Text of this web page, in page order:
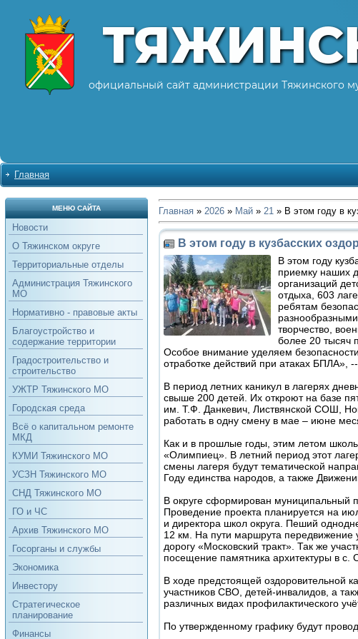
официальный сайт администрации Тяжинского
Главная
МЕНЮ САЙТА
Новости
О Тяжинском округе
Территориальные отделы
Администрация Тяжинского
МО
Нормативно - правовые акты
Благоустройство и
содержание территории
Градостроительство и
строительство
УЖТР Тяжинского МО
Городская среда
Всё о капитальном ремонте
МКД
КУМИ Тяжинского МО
УСЗН Тяжинского МО
СНД Тяжинского МО
ГО и ЧС
Архив Тяжинского МО
Госорганы и службы
Экономика
Инвестору
Стратегическое
планирование
Финансы
Главная» 2026 » Май » 21» В этом году в
В этом году в кузбасских
В этом году
приемку наших
организаций
отдыха, 603
ребятам
творчество,
более 20 тысяч
Особое внимание уделяем
отработке действий при атаках БПЛА»,
В период летних каникул в лагерях
свыше 200 детей. Их откроют на базе
им. Т.Ф. Данкевич, Листвянской СОШ,
работать в одну смену в мае – июне
Как и в прошлые годы, этим летом
«Олимпиец». В летний период этот
смены лагеря будут тематической
Году единства народов, а также
В округе сформирован муниципальный
Проведение проекта планируется на
и директора школ округа. Пеший
12 км. На пути маршрута передвижение
дорогу «Московский тракт». Так же
посещение памятника архитектуры в с.
В ходе предстоящей оздоровительной
участников СВО, детей-инвалидов, а
различных видах профилактического
По утвержденному графику будут